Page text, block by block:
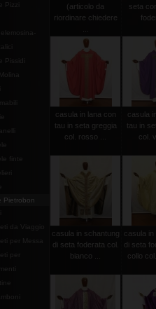
Pizzi
Pissidi
finte
Pietrobon
da Viaggio
per Messa
per
(articolo da
riordinare chiedere
seta
casula in lana con
tau in seta greggia
col. rosso ...
casula
tau in
col.
casula in schantung
di seta foderata col.
bianco ...
casula
di seta
collo